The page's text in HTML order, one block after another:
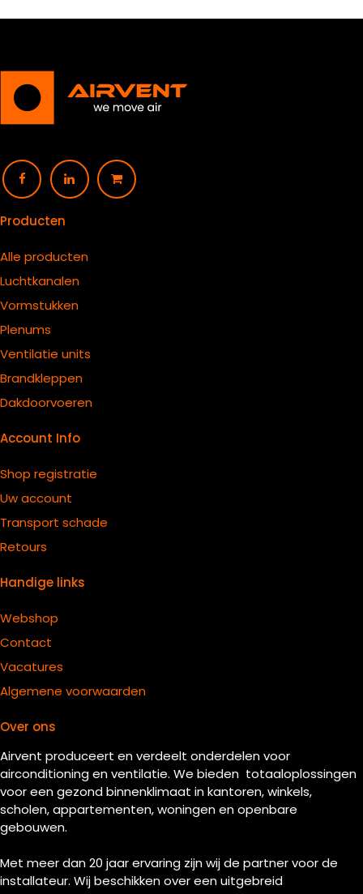
Producten
Alle producten
Luchtkanalen
Vormstukken
Plenums
Ventilatie units
Brandkleppen
Dakdoorvoeren
Account Info
Shop registratie
Uw account
Transport schade
Retours
Handige links
Webshop
Contact
Vacatures
Algemene voorwaarden
Over ons
Airvent produceert en verdeelt onderdelen voor
airconditioning en ventilatie. We bieden totaaloplossingen
voor een gezond binnenklimaat in kantoren, winkels,
scholen, appartementen, woningen en openbare
gebouwen.
Met meer dan 20 jaar ervaring zijn wij de partner voor de
installateur. Wij beschikken over een uitgebreid